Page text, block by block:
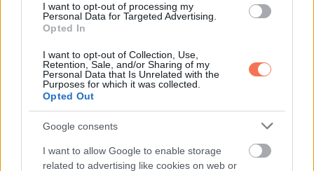
I want to opt-out of processing my
Personal Data for Targeted Advertising.
Opted In
I want to opt-out of Collection, Use,
Retention, Sale, and/or Sharing of my
Personal Data that Is Unrelated with the
Purposes for which it was collected.
Opted Out
Google consents
I want to allow Google to enable storage
related to advertising like cookies on web or